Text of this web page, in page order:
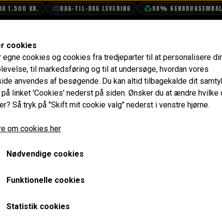
KR. DAG-TIL-DAG LEVERING 98%
For Styrearm Venstre, "S" MK2->
Styrearm Venstre, "S"
Varenummer: BTA895
Opgraderede større styre arm som monteret org. på
Bør udskiftes parvis H+V, for at vinklen er 100% den
cookies
egne cookies og cookies fra tredjeparter til at personalisere
til markedsføring og til at undersøge, hvordan vores
anvendes af besøgende. Du kan altid tilbagekalde dit
linket 'Cookies' nederst på siden. Ønsker du at ændre hvilke
Så tryk på "Skift mit cookie valg" nederst i venstre hjørne.
om cookies her
Nødvendige cookies
Funktionelle cookies
Statistik cookies